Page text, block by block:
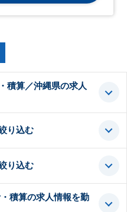
積算／沖縄県の求人
り込む
り込む
積算の求人情報を勤